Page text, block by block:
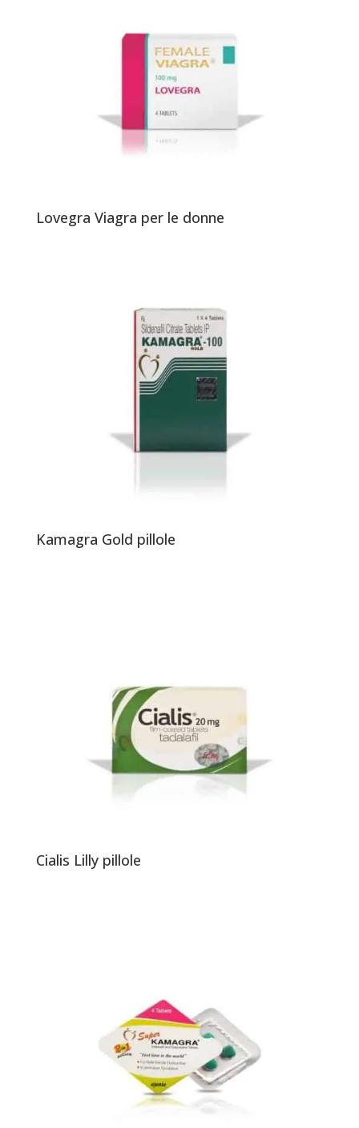
Lovegra Viagra per le donne
Kamagra Gold pillole
Cialis Lilly pillole